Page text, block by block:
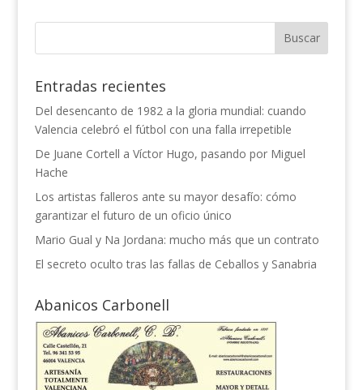
Entradas recientes
Del desencanto de 1982 a la gloria mundial: cuando
Valencia celebró el fútbol con una falla irrepetible
De Juane Cortell a Víctor Hugo, pasando por Miguel
Hache
Los artistas falleros ante su mayor desafío: cómo
garantizar el futuro de un oficio único
Mario Gual y Na Jordana: mucho más que un contrato
El secreto oculto tras las fallas de Ceballos y Sanabria
Abanicos Carbonell